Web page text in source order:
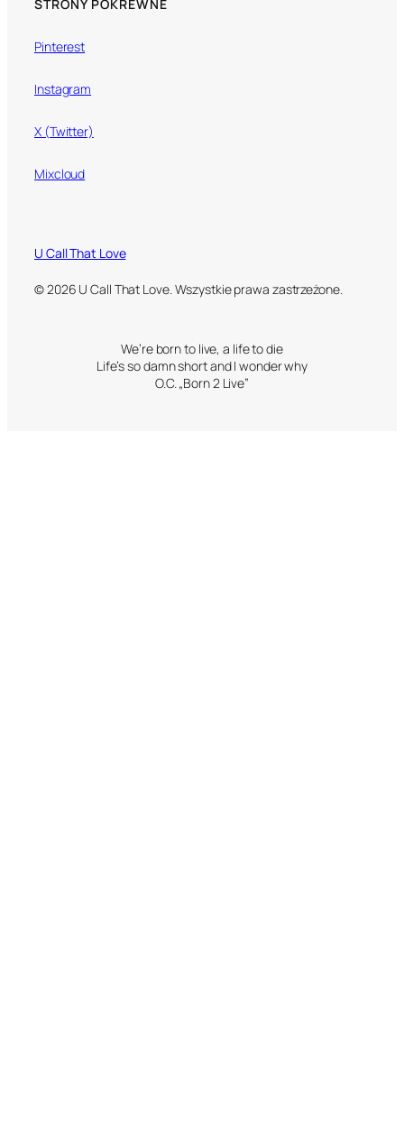
STRONY POKREWNE
Pinterest
Instagram
X (Twitter)
Mixcloud
U Call That Love
© 2026 U Call That Love. Wszystkie prawa zastrzeżone.
We’re born to live, a life to die
Life’s so damn short and I wonder why
O.C. „Born 2 Live”